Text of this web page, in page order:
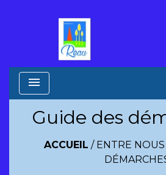
menu
Guide des
ACCUEIL / ENTRE NOUS